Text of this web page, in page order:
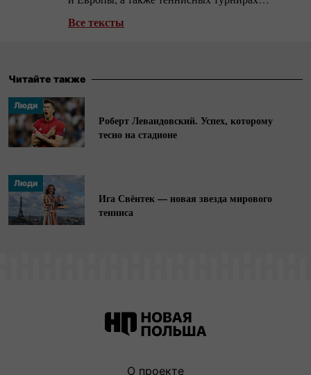
Большого шлема. Переводил книгу Марии
Все тексты
Читайте также
Люди
Роберт Левандовский. Успех, которому
тесно на стадионе
Люди
Ига Свёнтек — новая звезда мирового
тенниса
О проекте